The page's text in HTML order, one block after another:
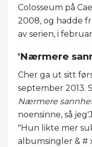
Colosseum på
2008, og hadde
av serien, i februar
'Nærmere
Cher ga ut sitt
september 2013.
Nærmere
noensinne, så
"Hun likte mer
albumsingler & #